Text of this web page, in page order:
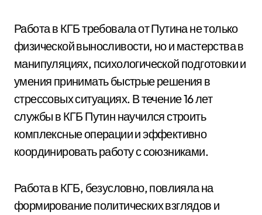
Работа в КГБ требовала от Путина не только
физической выносливости, но и мастерства в
манипуляциях, психологической подготовки и
умения принимать быстрые решения в
стрессовых ситуациях. В течение 16 лет
службы в КГБ Путин научился строить
комплексные операции и эффективно
координировать работу с союзниками.
Работа в КГБ, безусловно, повлияла на
формирование политических взглядов и